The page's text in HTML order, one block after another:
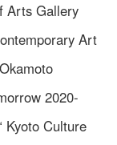
Arts Gallery
Art
2020-
Kyoto Culture